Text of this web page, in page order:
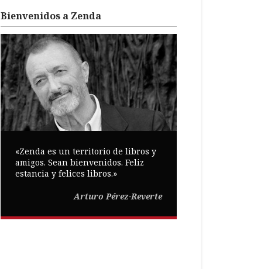
Bienvenidos a Zenda
«Zenda es un territorio de libros y
amigos. Sean bienvenidos. Feliz
estancia y felices libros.»
Arturo Pérez-Reverte